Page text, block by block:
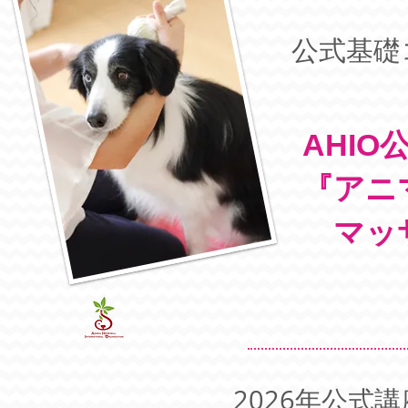
公式基
AHIO
『ア
マッ
2026年公式